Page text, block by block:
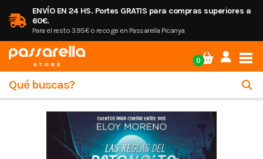
ENVÍO EN 24 HS. Portes GRATIS para compras superiores a
60€.
Para el resto 3.95€ o recoge en Passarella Picanya
0